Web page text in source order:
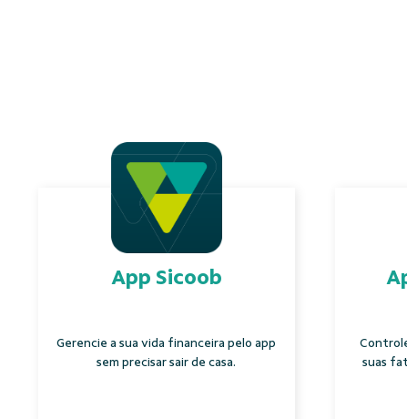
App Sicoob
Gerencie a sua vida financeira pelo app
sem precisar sair de casa.
suas